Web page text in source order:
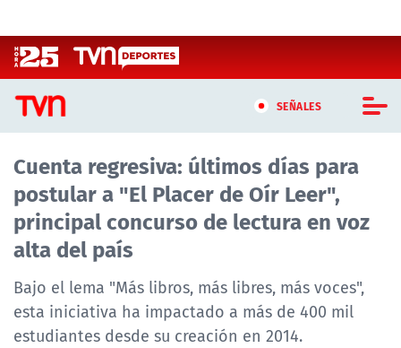
SEÑALES
CASTING MASTERCHEF CHILE
CASTING TVN VERTICAL
TVN VERTICAL
TVN PLAY
PROGRAMAS
Cuenta regresiva: últimos días para
postular a "El Placer de Oír Leer",
principal concurso de lectura en voz
alta del país
Bajo el lema "Más libros, más libres, más voces",
esta iniciativa ha impactado a más de 400 mil
estudiantes desde su creación en 2014.